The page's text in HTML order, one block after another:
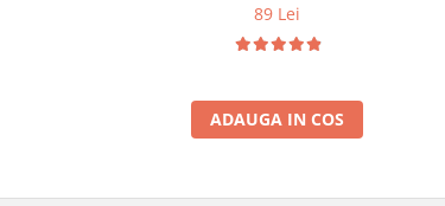
89 Lei
ADAUGA IN COS